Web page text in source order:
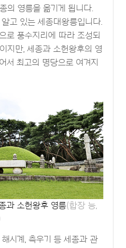
의 영릉을 옮기게 됩니다.
고 있는 세종대왕릉입니다.
로 풍수지리에 따라 조성되
지만, 세종과 소헌왕후의 영
서 최고의 명당으로 여겨지
과 소헌왕후 영릉(합장 능,
시계, 측우기 등 세종과 관